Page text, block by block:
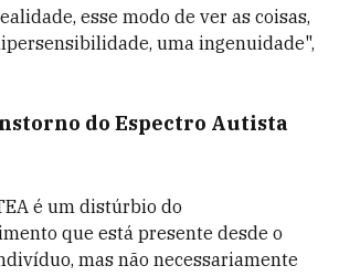
esse modo de ver as coisas,
uma ingenuidade",
do Espectro Autista
é um distúrbio do
que está presente desde o
mas não necessariamente